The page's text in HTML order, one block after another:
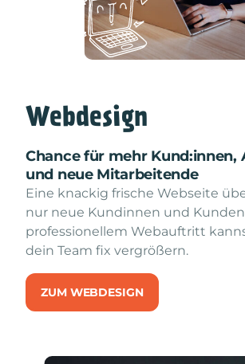
Webdesign
Chance für mehr Kund:innen,
und neue Mitarbeitende
Eine knackig frische Webseite
nur neue Kundinnen und
professionellem Webauftritt
dein Team fix vergrößern.
ZUM WEBDESIGN